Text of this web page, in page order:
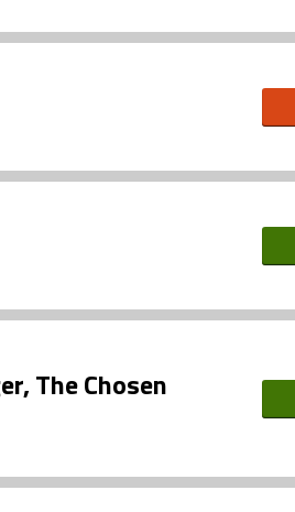
The Chosen